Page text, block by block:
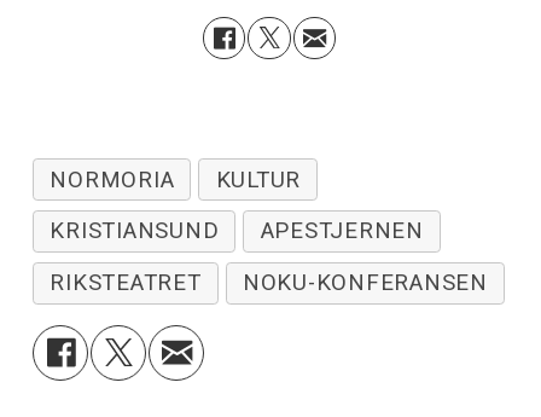
NORMORIA
KULTUR
KRISTIANSUND
APESTJERNEN
RIKSTEATRET
NOKU-KONFERANSEN